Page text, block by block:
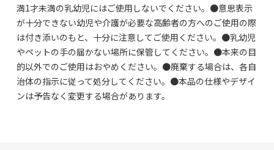
満1才未満の乳幼児にはご使用しないでください。●意思表示
が十分できない幼児や介護が必要な高齢者の方へのご使用の際
は付き添いのもと、十分に注意してご使用ください。●乳幼児
やペットの手の届かない場所に保管してください。●本来の目
的以外でのご使用はおやめください。●廃棄する場合は、各自
治体の指示に従って処分してください。●本品の仕様やデザイ
ンは予告なく変更する場合があります。